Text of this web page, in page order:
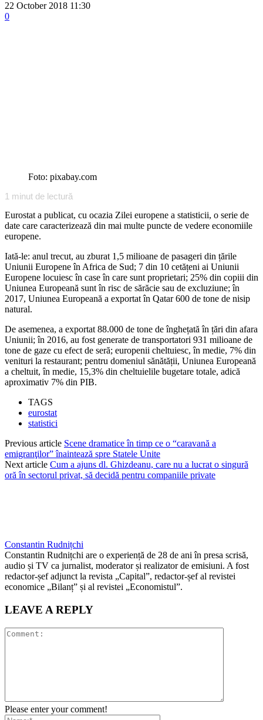
22 October 2018 11:30
0
Foto: pixabay.com
1 minut de lectură
Eurostat a publicat, cu ocazia Zilei europene a statisticii, o serie de
date care caracterizează din mai multe puncte de vedere economiile
europene.
Iată-le: anul trecut, au zburat 1,5 milioane de pasageri din țările
Uniunii Europene în Africa de Sud; 7 din 10 cetățeni ai Uniunii
Europene locuiesc în case în care sunt proprietari; 25% din copiii din
Uniunea Europeană sunt în risc de sărăcie sau de excluziune; în
2017, Uniunea Europeană a exportat în Qatar 600 de tone de nisip
natural.
De asemenea, a exportat 88.000 de tone de înghețată în țări din afara
Uniunii; în 2016, au fost generate de transportatori 931 milioane de
tone de gaze cu efect de seră; europenii cheltuiesc, în medie, 7% din
venituri la restaurant; pentru domeniul sănătății, Uniunea Europeană
a cheltuit, în medie, 15,3% din cheltuielile bugetare totale, adică
aproximativ 7% din PIB.
TAGS
eurostat
statistici
Previous article Scene dramatice în timp ce o “caravană a
emigranţilor” înaintează spre Statele Unite
Next article Cum a ajuns dl. Ghizdeanu, care nu a lucrat o singură
oră în sectorul privat, să decidă pentru companiile private
Constantin Rudnițchi
Constantin Rudnițchi are o experiență de 28 de ani în presa scrisă,
audio și TV ca jurnalist, moderator și realizator de emisiuni. A fost
redactor-șef adjunct la revista „Capital”, redactor-șef al revistei
economice „Bilanț” și al revistei „Economistul”.
LEAVE A REPLY
Please enter your comment!